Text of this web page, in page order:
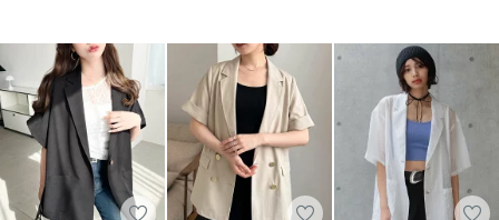
暑い季節にも着やすい１着です。
折りたたむとコンパクトになるので、持ち運びも◎
長時間着用していても疲れない生地感で、オフィスの冷房対
策や日焼け対策としても活躍！
春先から秋口まで長く着用いただけるアイテムです。